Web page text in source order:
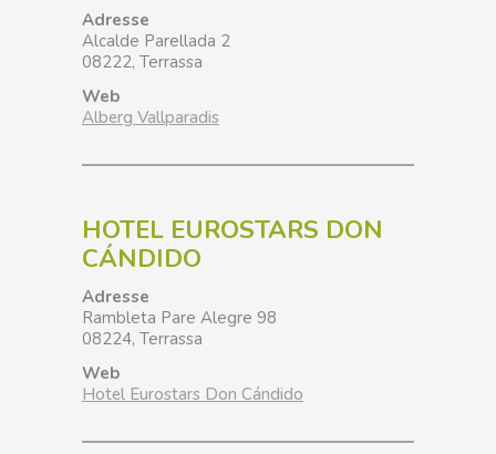
Adresse
Alcalde Parellada 2
08222, Terrassa
Web
Alberg Vallparadis
HOTEL EUROSTARS DON
CÁNDIDO
Adresse
Rambleta Pare Alegre 98
08224, Terrassa
Web
Hotel Eurostars Don Cándido